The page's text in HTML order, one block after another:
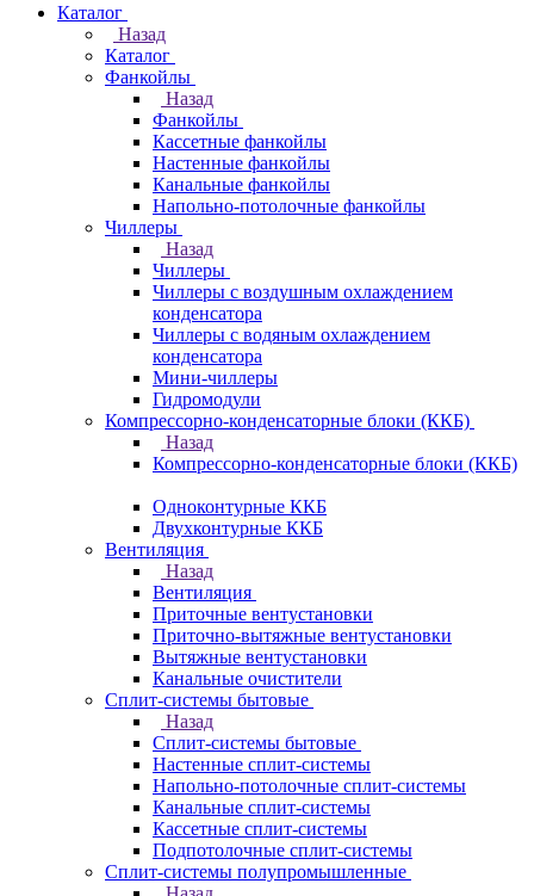
Каталог
Назад
Каталог
Фанкойлы
Назад
Фанкойлы
Кассетные фанкойлы
Настенные фанкойлы
Канальные фанкойлы
Напольно-потолочные фанкойлы
Чиллеры
Назад
Чиллеры
Чиллеры с воздушным охлаждением
конденсатора
Чиллеры с водяным охлаждением
конденсатора
Мини-чиллеры
Гидромодули
Компрессорно-конденсаторные блоки (ККБ)
Назад
Компрессорно-конденсаторные блоки (ККБ)
Одноконтурные ККБ
Двухконтурные ККБ
Вентиляция
Назад
Вентиляция
Приточные вентустановки
Приточно-вытяжные вентустановки
Вытяжные вентустановки
Канальные очистители
Сплит-системы бытовые
Назад
Сплит-системы бытовые
Настенные сплит-системы
Напольно-потолочные сплит-системы
Канальные сплит-системы
Кассетные сплит-системы
Подпотолочные сплит-системы
Сплит-системы полупромышленные